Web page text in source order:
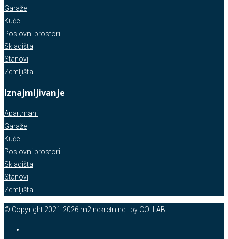
Garaže
Kuće
Poslovni prostori
Skladišta
Stanovi
Zemljišta
Iznajmljivanje
Apartmani
Garaže
Kuće
Poslovni prostori
Skladišta
Stanovi
Zemljišta
© Copyright 2021-2026 m2 nekretnine - by COLLAB